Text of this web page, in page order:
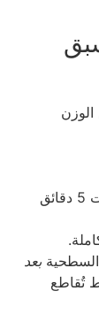
(6–10% من الوزن
يُضاف المنشّط القطبي ثم يُستمر في التشتّت 5 دقائق
بعد
تُقاطع